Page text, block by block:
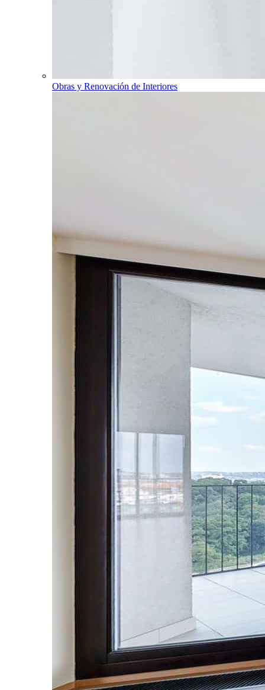
Obras y Renovación de Interiores